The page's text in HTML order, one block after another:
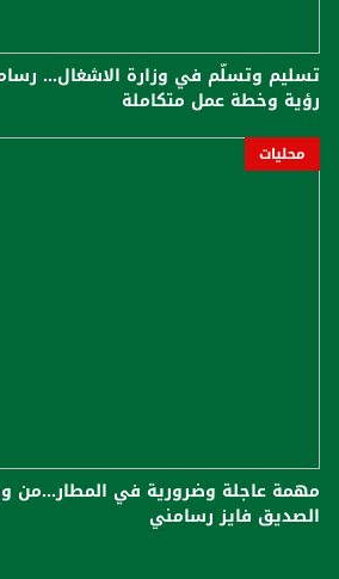
تسليم وتسلّم في وزارة الاشغال...
رؤية وخطة عمل متكاملة
محليات
مهمة عاجلة وضرورية في المطار...من
الصديق فايز رسامني